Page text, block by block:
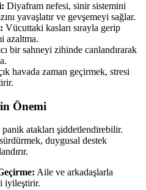
Diyafram nefesi, sinir sistemini
yavaşlatır ve gevşemeyi sağlar.
Vücuttaki kasları sırayla gerip
azaltma.
bir sahneyi zihinde canlandırarak
havada zaman geçirmek, stresi
Önemi
atakları şiddetlendirebilir.
duygusal destek
Aile ve arkadaşlarla
iyileştirir.